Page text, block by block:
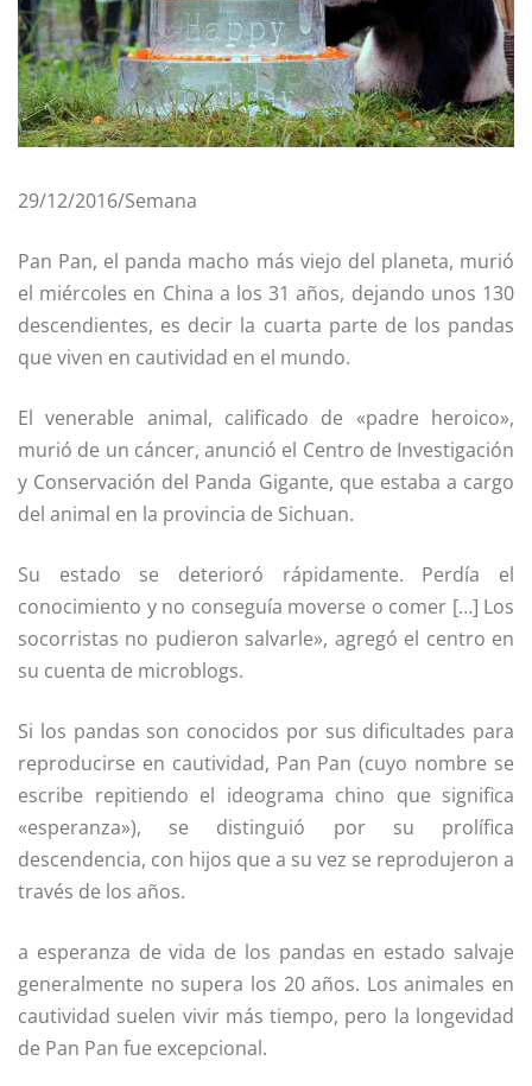
29/12/2016/Semana
Pan Pan, el panda macho más viejo del planeta, murió
el miércoles en China a los 31 años, dejando unos 130
descendientes, es decir la cuarta parte de los pandas
que viven en cautividad en el mundo.
El venerable animal, calificado de «padre heroico»,
murió de un cáncer, anunció el Centro de Investigación
y Conservación del Panda Gigante, que estaba a cargo
del animal en la provincia de Sichuan.
Su estado se deterioró rápidamente. Perdía el
conocimiento y no conseguía moverse o comer […] Los
socorristas no pudieron salvarle», agregó el centro en
su cuenta de microblogs.
Si los pandas son conocidos por sus dificultades para
reproducirse en cautividad, Pan Pan (cuyo nombre se
escribe repitiendo el ideograma chino que significa
«esperanza»), se distinguió por su prolífica
descendencia, con hijos que a su vez se reprodujeron a
través de los años.
a esperanza de vida de los pandas en estado salvaje
generalmente no supera los 20 años. Los animales en
cautividad suelen vivir más tiempo, pero la longevidad
de Pan Pan fue excepcional.